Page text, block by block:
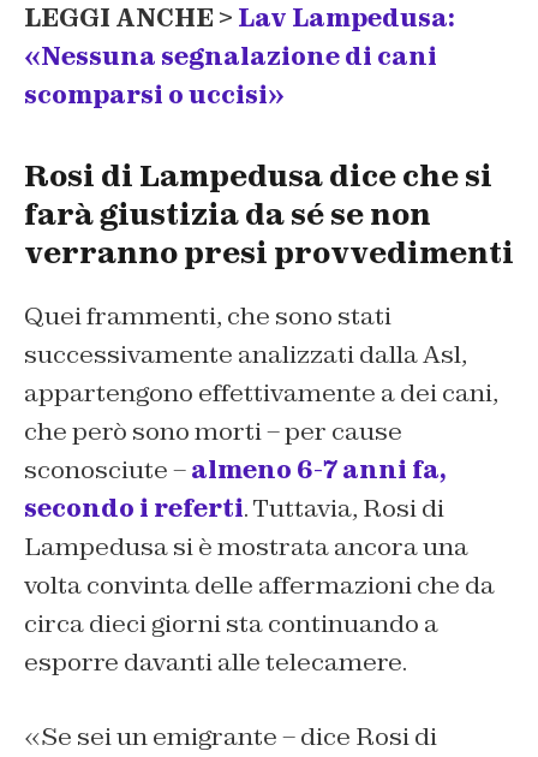
LEGGI ANCHE > Lav Lampedusa:
«Nessuna segnalazione di cani
scomparsi o uccisi»
Rosi di Lampedusa dice che si
farà giustizia da sé se non
verranno presi provvedimenti
Quei frammenti, che sono stati
successivamente analizzati dalla Asl,
appartengono effettivamente a dei cani,
che però sono morti – per cause
sconosciute –almeno 6-7 anni fa,
secondo i referti. Tuttavia, Rosi di
Lampedusa si è mostrata ancora una
volta convinta delle affermazioni che da
circa dieci giorni sta continuando a
esporre davanti alle telecamere.
«Se sei un emigrante – dice Rosi di